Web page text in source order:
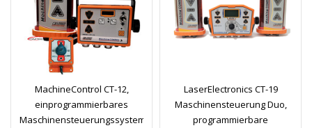
MachineControl CT-12,
einprogrammierbares
Maschinensteuerungssystem
LaserElectronics CT-19
Maschinensteuerung Duo,
programmierbare